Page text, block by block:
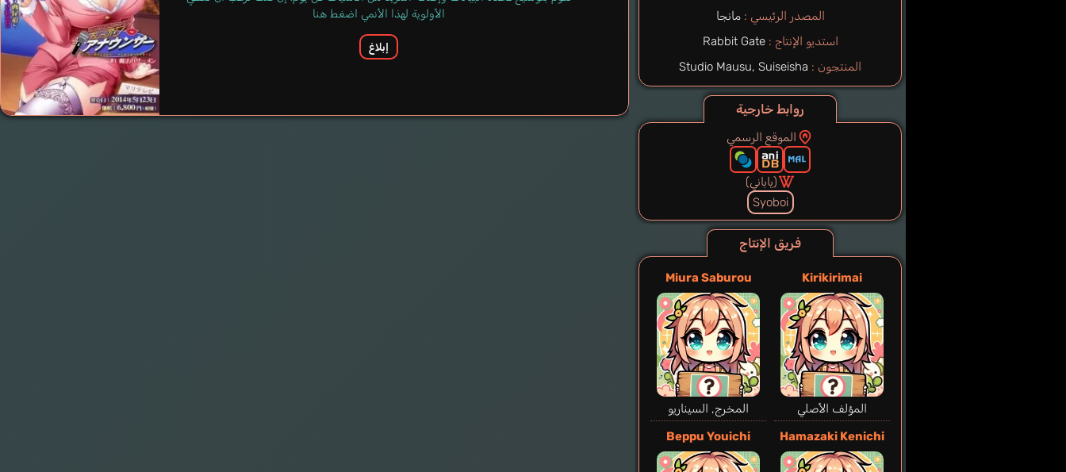
المصدر الرئيسي : مانجا
استديو الإنتاج : Rabbit Gate
المنتجون :
روابط خارجية
الموقع الرسمي
(ياباني)
Syoboi
فريق الإنتاج
Kirikirimai
المؤلف الأصلي
Miura Saburou
المخرج, السيناريو
Hamazaki Kenichi
Beppu Youichi
Kazuhiro-oniisan
الأولوية لهذا الأنمي اضغط هنا
إبلاغ